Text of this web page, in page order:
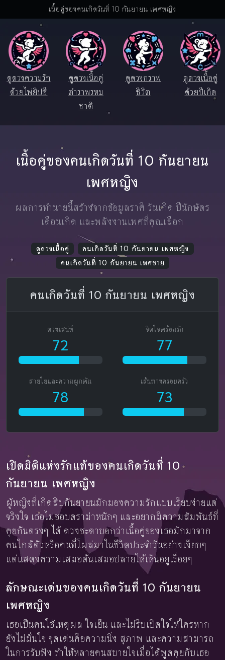
เนื้อคู่ของคนเกิดวันที่ 10 กันยายน เพศหญิง
ดูดวงความรัก
ด้วยไพ่ยิปซี
ดูดวงเนื้อคู่
ตำราพรหม
ชาติ
ดูดวงกราฟ
ชีวิต
ดูดวงเนื้อคู่
ด้วยปีเกิด
เนื้อคู่ของคนเกิดวันที่ 10 กันยายน
เพศหญิง
ผลการทำนายนี้สร้างจากข้อมูลราศี วันเกิด ปีนักษัตร
เดือนเกิด และพลังงานเพศที่คุณเลือก
ดูดวงเนื้อคู่
คนเกิดวันที่ 10 กันยายน เพศหญิง
คนเกิดวันที่ 10 กันยายน เพศชาย
คนเกิดวันที่ 10 กันยายน เพศหญิง
ดวงเสน่ห์
72
จิตใจพร้อมรัก
77
สายใยและความผูกพัน
78
เส้นทางครอบครัว
73
เปิดมิติแห่งรักแท้ของคนเกิดวันที่ 10
กันยายน เพศหญิง
ผู้หญิงที่เกิดสิบกันยายนมักมองความรักแบบเรียบง่ายแต่
จริงใจ เธอไม่ชอบดราม่าหนักๆ และอยากมีความสัมพันธ์ที่
คุยกันตรงๆ ได้ ดวงชะตาบอกว่าเนื้อคู่ของเธอมักมาจาก
คนใกล้ตัวหรือคนที่โผล่มาในชีวิตประจำวันอย่างเงียบๆ
แต่แสดงความเสมอต้นเสมอปลายให้เห็นอยู่เรื่อยๆ
ลักษณะเด่นของคนเกิดวันที่ 10 กันยายน
เพศหญิง
เธอเป็นคนใช้เหตุผล ใจเย็น และไม่รีบเปิดใจให้ใครหาก
ยังไม่มั่นใจ จุดเด่นคือความนิ่ง สุภาพ และความสามารถ
ในการรับฟัง ทำให้หลายคนสบายใจเมื่อได้พูดคุยกับเธอ